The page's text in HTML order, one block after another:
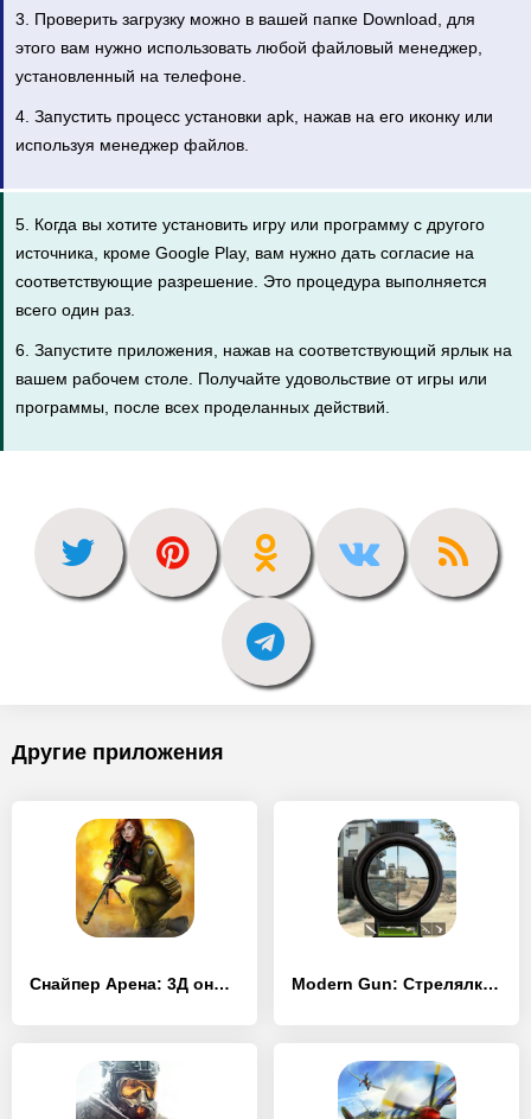
3. Проверить загрузку можно в вашей папке Download, для
этого вам нужно использовать любой файловый менеджер,
установленный на телефоне.
4. Запустить процесс установки apk, нажав на его иконку или
используя менеджер файлов.
5. Когда вы хотите установить игру или программу с другого
источника, кроме Google Play, вам нужно дать согласие на
соответствующие разрешение. Это процедура выполняется
всего один раз.
6. Запустите приложения, нажав на соответствующий ярлык на
вашем рабочем столе. Получайте удовольствие от игры или
программы, после всех проделанных действий.
Другие приложения
Снайпер Арена: 3Д онлайн шутер - [MOD Бесконечные деньги] Modern Gun: Стрелялки Шутеры - [MOD Бесконечные деньги]